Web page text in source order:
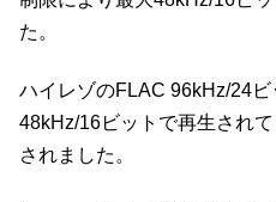
た。
ハイレゾのFLAC 96kHz/24
48kHz/16ビットで再生され
されました。